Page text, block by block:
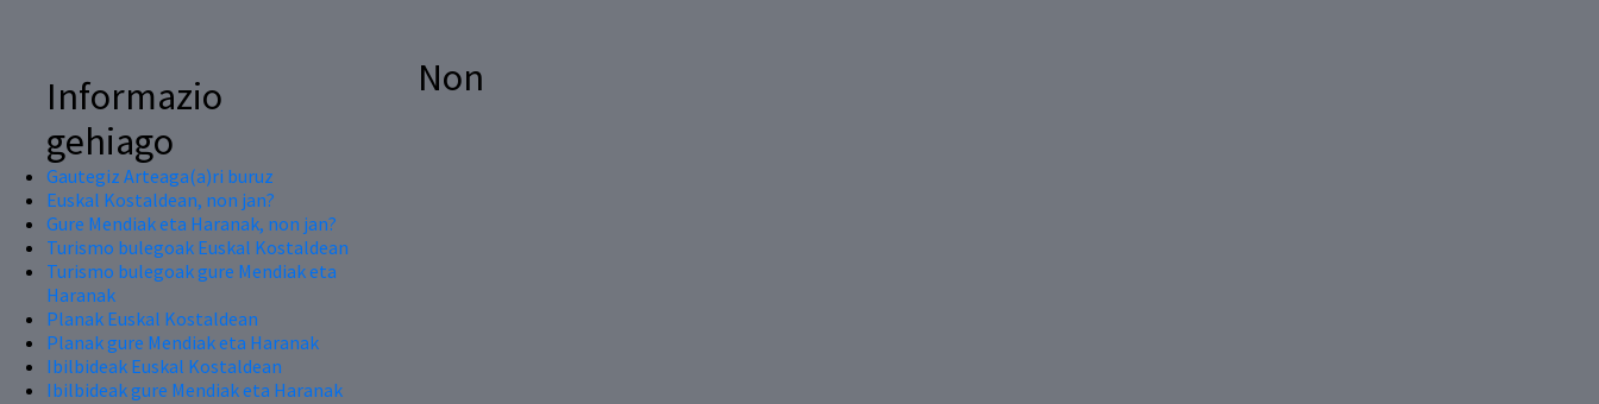
Informazio
gehiago
Gautegiz Arteaga(a)ri buruz
Euskal Kostaldean, non jan?
Gure Mendiak eta Haranak, non jan?
Turismo bulegoak Euskal Kostaldean
Turismo bulegoak gure Mendiak eta
Haranak
Planak Euskal Kostaldean
Planak gure Mendiak eta Haranak
Ibilbideak Euskal Kostaldean
Ibilbideak gure Mendiak eta Haranak
Non